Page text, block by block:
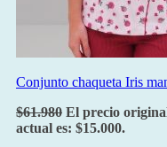
Conjunto chaqueta Iris
$61.980 El precio
actual es: $15.000.